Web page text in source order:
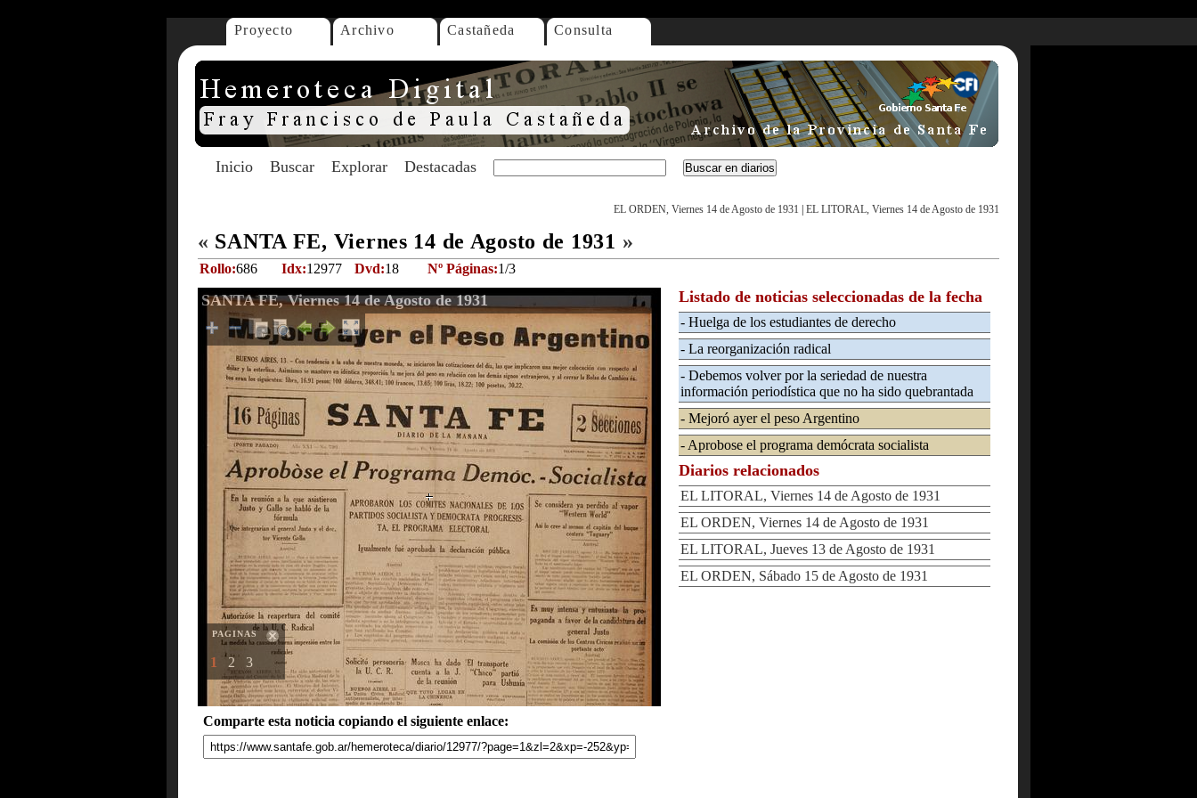
Proyecto Archivo Castañeda Consulta
Inicio Buscar Explorar Destacadas
EL ORDEN, Viernes 14 de Agosto de 1931 EL LITORAL, Viernes 14 de Agosto de 1931
« SANTA FE, Viernes 14 de Agosto de 1931 »
Rollo:686 Idx:12977 Dvd:18 Nº Páginas:1/3
SANTA FE, Viernes 14 de Agosto de 1931
PAGINAS
1 2 3
Comparte esta noticia copiando el siguiente enlace:
Listado de noticias seleccionadas de la fecha
- Huelga de los estudiantes de derecho
- La reorganización radical
- Debemos volver por la seriedad de nuestra
información periodística que no ha sido quebrantada
- Mejoró ayer el peso Argentino
- Aprobose el programa demócrata socialista
Diarios relacionados
EL LITORAL, Viernes 14 de Agosto de 1931
EL ORDEN, Viernes 14 de Agosto de 1931
EL LITORAL, Jueves 13 de Agosto de 1931
EL ORDEN, Sábado 15 de Agosto de 1931